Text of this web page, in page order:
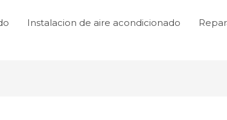
Instalacion de aire acondicionado